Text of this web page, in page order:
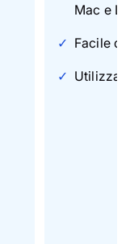
Mac e
Facile